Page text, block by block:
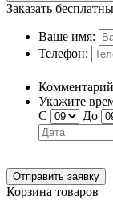
Заказать
Ваше имя:
Телефон:
Укажите
С
До
Отправить заявку
Корзина товаров